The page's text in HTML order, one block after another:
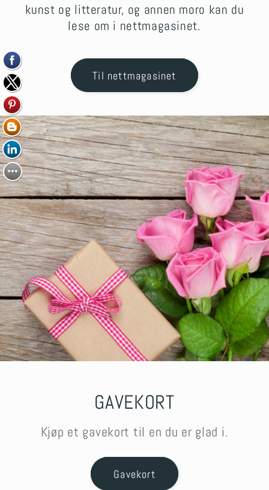
kunst og litteratur, og annen moro kan du
lese om i nettmagasinet.
Til nettmagasinet
GAVEKORT
Kjøp et gavekort til en du er glad i.
Gavekort